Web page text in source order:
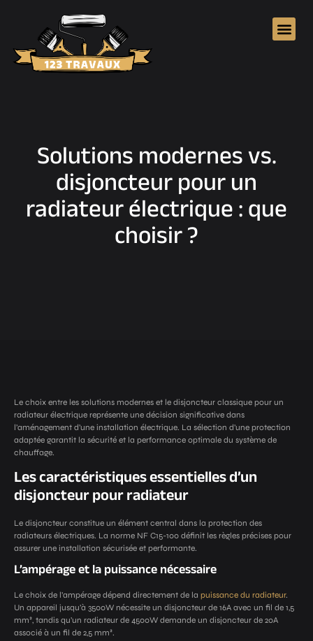
Solutions modernes vs.
disjoncteur pour un
radiateur électrique : que
choisir ?
Le choix entre les solutions modernes et le disjoncteur classique pour un
radiateur électrique représente une décision significative dans
l’aménagement d’une installation électrique. La sélection d’une protection
adaptée garantit la sécurité et la performance optimale du système de
chauffage.
Les caractéristiques essentielles d’un
disjoncteur pour radiateur
Le disjoncteur constitue un élément central dans la protection des
radiateurs électriques. La norme NF C15-100 définit les règles précises pour
assurer une installation sécurisée et performante.
L’ampérage et la puissance nécessaire
Le choix de l’ampérage dépend directement de la puissance du radiateur.
Un appareil jusqu’à 3500W nécessite un disjoncteur de 16A avec un fil de 1,5
mm², tandis qu’un radiateur de 4500W demande un disjoncteur de 20A
associé à un fil de 2,5 mm².